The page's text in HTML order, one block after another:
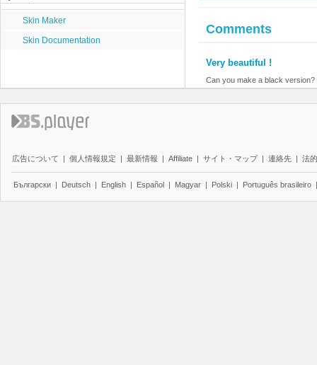
Skin Maker
Skin Documentation
Comments
Very beautiful !
Can you make a black version?
広告について | 個人情報規定 | 最新情報 | Affiliate | サイト・マップ | 連絡先 | 法
Български | Deutsch | English | Español | Magyar | Polski | Português brasileiro